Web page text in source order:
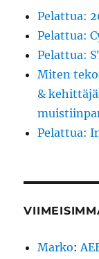
Pelattua:
Pelattua:
Pelattua:
Miten
&
Pelattua:
Marko: